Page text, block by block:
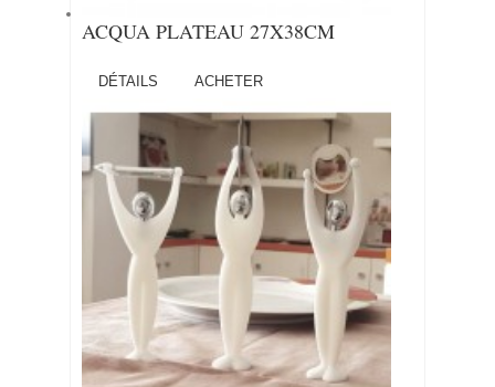
ACQUA PLATEAU 27X38CM
DÉTAILS ACHETER